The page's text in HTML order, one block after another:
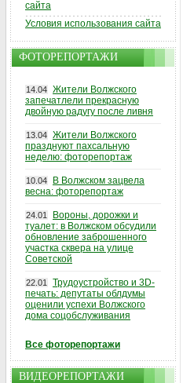
сайта
Условия использования сайта
ФОТОРЕПОРТАЖИ
14.04 Жители Волжского
запечатлели прекрасную
двойную радугу после ливня
13.04 Жители Волжского
празднуют пахсальную
неделю: фоторепортаж
10.04
В Волжском зацвела
весна: фоторепортаж
24.01
Вороны, дорожки и
туалет: в Волжском обсудили
обновление заброшенного
участка сквера на улице
Советской
22.01
Трудоустройство и 3D-
печать: депутаты облдумы
оценили успехи Волжского
дома соцобслуживания
Все фоторепортажи
ВИДЕОРЕПОРТАЖИ